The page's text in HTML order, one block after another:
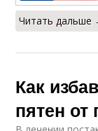
Читать дальше
Как
пятен